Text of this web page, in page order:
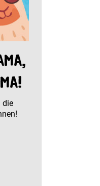
die